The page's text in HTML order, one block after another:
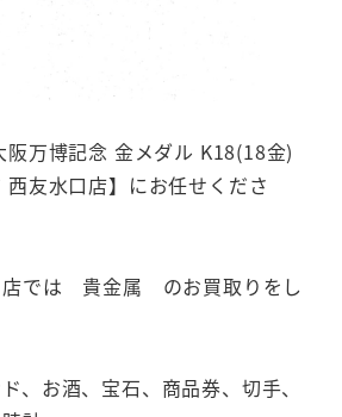
阪万博記念 金メダル K18(18金)
友水口店】にお任せくださ
店では 貴金属 のお買取りをし
、お酒、宝石、商品券、切手、